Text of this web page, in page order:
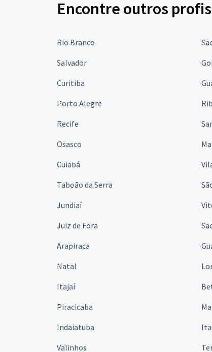
Encontre outros
Rio Branco
Salvador
Curitiba
Porto Alegre
Recife
Osasco
Cuiabá
Taboão da Serra
Jundiaí
Juiz de Fora
Arapiraca
Natal
Itajaí
Piracicaba
Indaiatuba
Valinhos